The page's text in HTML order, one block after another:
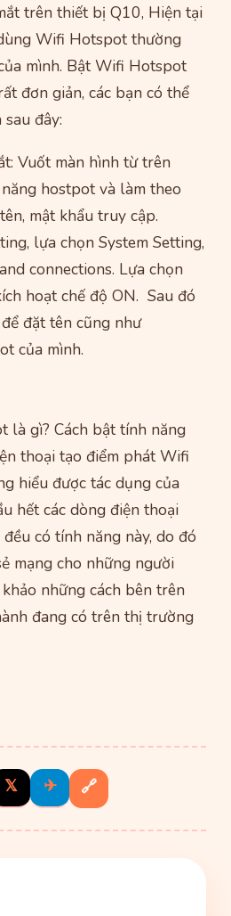
trên thiết bị Q10, Hiện tại
Wifi Hotspot thường
mình. Bật Wifi Hotspot
đơn giản, các bạn có thể
đây:
Vuốt màn hình từ trên
hostpot và làm theo
mật khẩu truy cập.
lựa chọn System Setting,
connections. Lựa chọn
hoạt chế độ ON. Sau đó
đặt tên cũng như
của mình.
là gì? Cách bật tính năng
thoại tạo điểm phát Wifi
hiểu được tác dụng của
hết các dòng điện thoại
có tính năng này, do đó
mạng cho những người
những cách bên trên
đang có trên thị trường
𝕏 ✈ 🔗